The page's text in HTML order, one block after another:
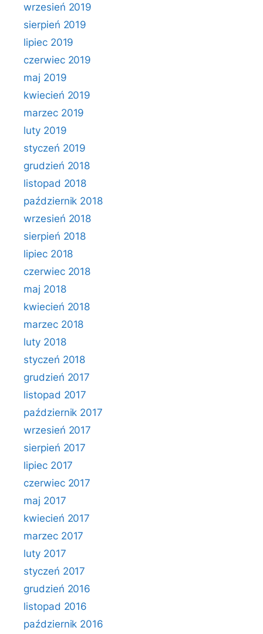
wrzesień 2019
sierpień 2019
lipiec 2019
czerwiec 2019
maj 2019
kwiecień 2019
marzec 2019
luty 2019
styczeń 2019
grudzień 2018
listopad 2018
październik 2018
wrzesień 2018
sierpień 2018
lipiec 2018
czerwiec 2018
maj 2018
kwiecień 2018
marzec 2018
luty 2018
styczeń 2018
grudzień 2017
listopad 2017
październik 2017
wrzesień 2017
sierpień 2017
lipiec 2017
czerwiec 2017
maj 2017
kwiecień 2017
marzec 2017
luty 2017
styczeń 2017
grudzień 2016
listopad 2016
październik 2016